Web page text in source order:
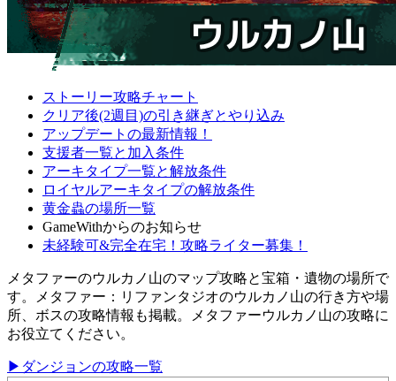
ストーリー攻略チャート
クリア後(2週目)の引き継ぎとやり込み
アップデートの最新情報！
支援者一覧と加入条件
アーキタイプ一覧と解放条件
ロイヤルアーキタイプの解放条件
黄金蟲の場所一覧
GameWithからのお知らせ
未経験可&完全在宅！攻略ライター募集！
メタファーのウルカノ山のマップ攻略と宝箱・遺物の場所で
す。メタファー：リファンタジオのウルカノ山の行き方や場
所、ボスの攻略情報も掲載。メタファーウルカノ山の攻略に
お役立てください。
▶ダンジョンの攻略一覧